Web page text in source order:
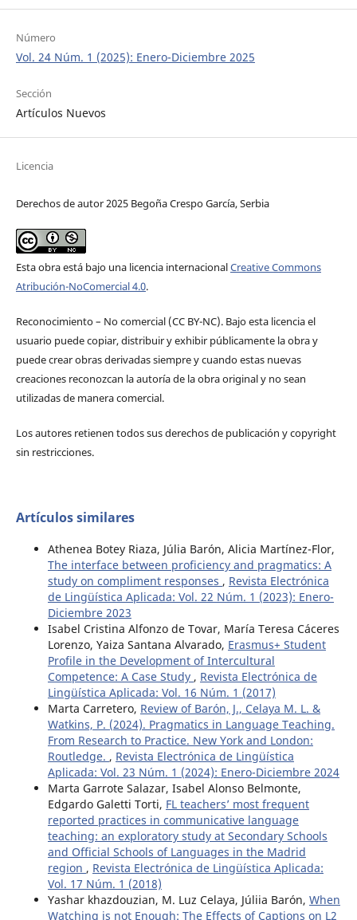
Número
Vol. 24 Núm. 1 (2025): Enero-Diciembre 2025
Sección
Artículos Nuevos
Licencia
Derechos de autor 2025 Begoña Crespo García, Serbia
Esta obra está bajo una licencia internacionalCreative Commons
Atribución-NoComercial 4.0.
Reconocimiento – No comercial (CC BY-­NC). Bajo esta licencia el
usuario puede copiar, distribuir y exhibir públicamente la obra y
puede crear obras derivadas siempre y cuando estas nuevas
creaciones reconozcan la autoría de la obra original y no sean
utilizadas de manera comercial.
Los autores retienen todos sus derechos de publicación y copyright
sin restricciones.
Artículos similares
Athenea Botey Riaza, Júlia Barón, Alicia Martínez-Flor,
The interface between proficiency and pragmatics: A
study on compliment responses , Revista Electrónica
de Lingüística Aplicada: Vol. 22 Núm. 1 (2023): Enero-
Diciembre 2023
Isabel Cristina Alfonzo de Tovar, María Teresa Cáceres
Lorenzo, Yaiza Santana Alvarado, Erasmus+ Student
Profile in the Development of Intercultural
Competence: A Case Study , Revista Electrónica de
Lingüística Aplicada: Vol. 16 Núm. 1 (2017)
Marta Carretero, Review of Barón, J., Celaya M. L. &
Watkins, P. (2024). Pragmatics in Language Teaching.
From Research to Practice. New York and London:
Routledge. , Revista Electrónica de Lingüística
Aplicada: Vol. 23 Núm. 1 (2024): Enero-Diciembre 2024
Marta Garrote Salazar, Isabel Alonso Belmonte,
Edgardo Galetti Torti, FL teachers’ most frequent
reported practices in communicative language
teaching: an exploratory study at Secondary Schools
and Official Schools of Languages in the Madrid
region , Revista Electrónica de Lingüística Aplicada:
Vol. 17 Núm. 1 (2018)
Yashar khazdouzian, M. Luz Celaya, Júliia Barón, When
Watching is not Enough: The Effects of Captions on L2